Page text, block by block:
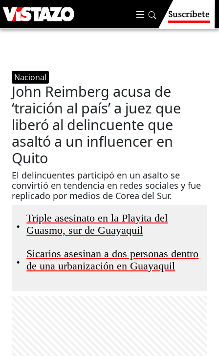
Suscríbete
Nacional
John Reimberg acusa de
‘traición al país’ a juez que
liberó al delincuente que
asaltó a un influencer en
Quito
El delincuentes participó en un asalto se
convirtió en tendencia en redes sociales y fue
replicado por medios de Corea del Sur.
•
Triple asesinato en la Playita del
Guasmo, sur de Guayaquil
•
Sicarios asesinan a dos personas dentro
de una urbanización en Guayaquil